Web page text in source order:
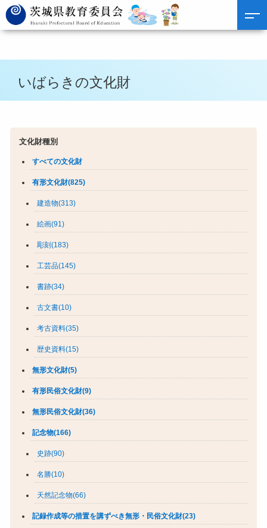
いばらきの文化財
文化財種別
すべての文化財
有形文化財(825)
建造物(313)
絵画(91)
彫刻(183)
工芸品(145)
書跡(34)
古文書(10)
考古資料(35)
歴史資料(15)
無形文化財(5)
有形民俗文化財(9)
無形民俗文化財(36)
記念物(166)
史跡(90)
名勝(10)
天然記念物(66)
記録作成等の措置を講ずべき無形・民俗文化財(23)